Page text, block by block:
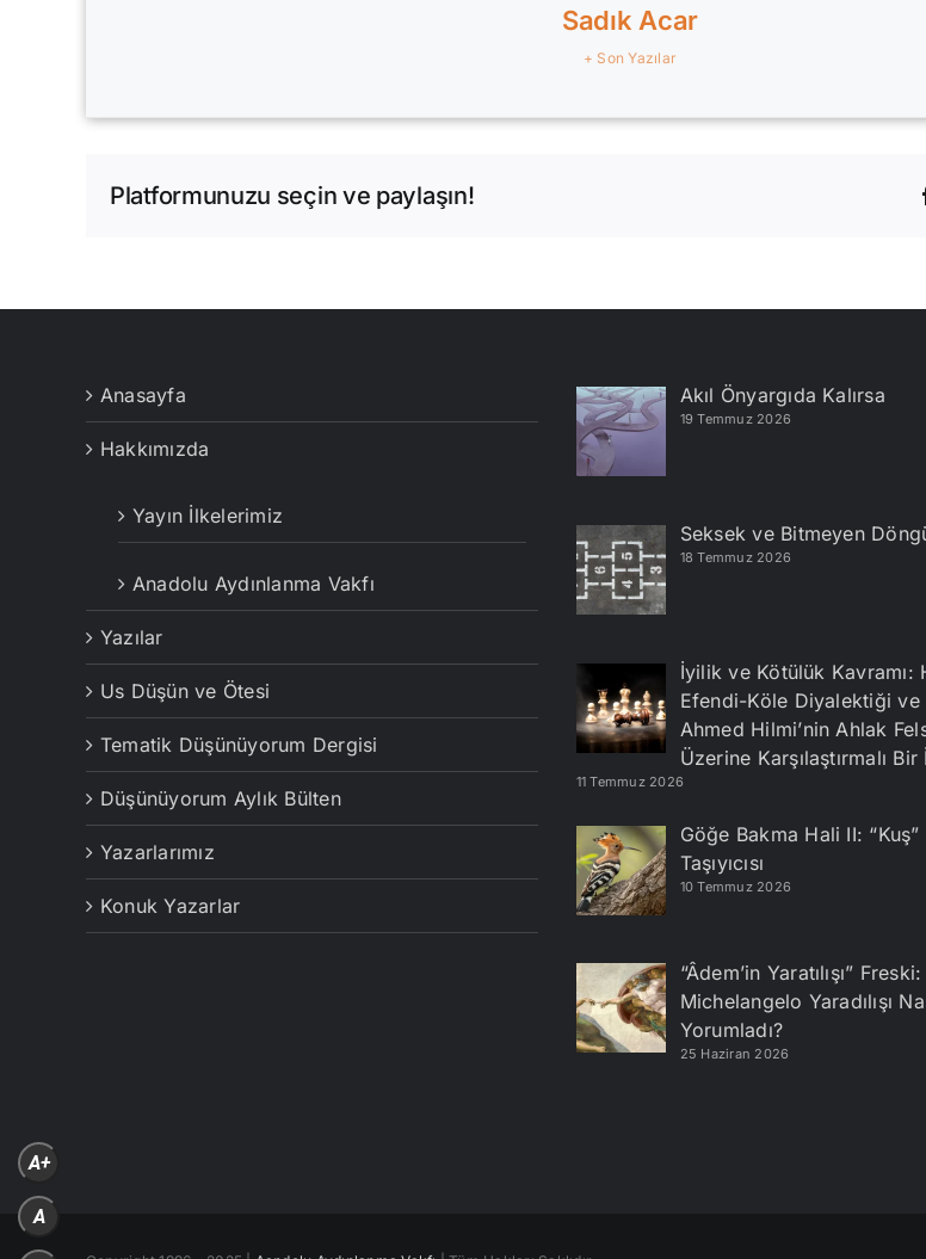
Sadık Acar
+ Son Yazılar
Platformunuzu seçin ve paylaşın!
Anasayfa
Hakkımızda
Yayın İlkelerimiz
Anadolu Aydınlanma Vakfı
Yazılar
Us Düşün ve Ötesi
Tematik Düşünüyorum Dergisi
Düşünüyorum Aylık Bülten
Yazarlarımız
Konuk Yazarlar
Akıl Önyargıda Kalırsa
19 Temmuz 2026
Seksek ve Bitmeyen
18 Temmuz 2026
İyilik ve Kötülük Kavramı:
Efendi-Köle Diyalektiği ve
Ahmed Hilmi’nin Ahlak
Üzerine Karşılaştırmalı
11 Temmuz 2026
Göğe Bakma Hali II: “Kuş”
Taşıyıcısı
10 Temmuz 2026
“Âdem’in Yaratılışı”
Michelangelo Yaradılışı
Yorumladı?
25 Haziran 2026
A+
A